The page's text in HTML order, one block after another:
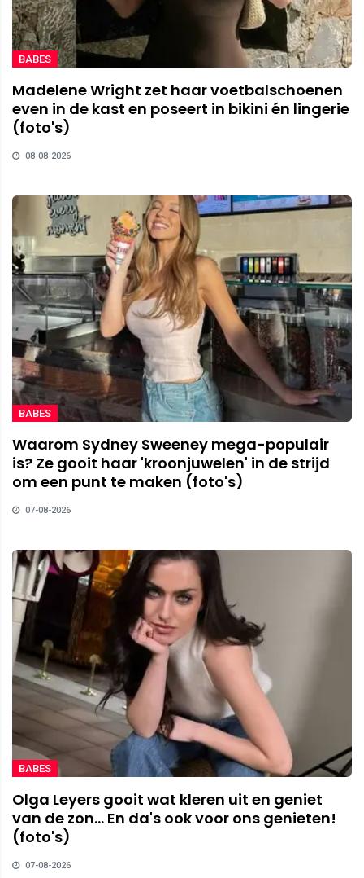
BABES
Madelene Wright zet haar voetbalschoenen
even in de kast en poseert in bikini én lingerie
(foto's)
08-08-2026
BABES
Waarom Sydney Sweeney mega-populair
is? Ze gooit haar 'kroonjuwelen' in de strijd
om een punt te maken (foto's)
07-08-2026
BABES
Olga Leyers gooit wat kleren uit en geniet
van de zon... En da's ook voor ons genieten!
(foto's)
07-08-2026